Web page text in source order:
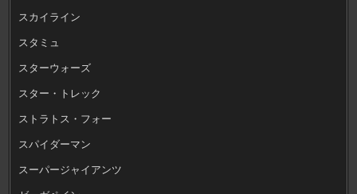
スカイライン
スタミュ
スターウォーズ
スター・トレック
ストラトス・フォー
スパイダーマン
スーパージャイアンツ